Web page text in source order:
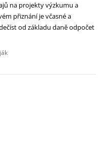
na projekty výzkumu a
přiznání je včasné a
od základu daně odpočet